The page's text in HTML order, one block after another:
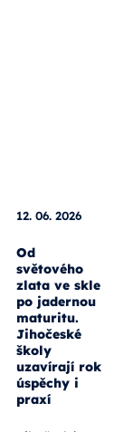
12. 06. 2026
Od
světového
zlata ve skle
po jadernou
maturitu.
Jihočeské
školy
uzavírají rok
úspěchy i
praxí